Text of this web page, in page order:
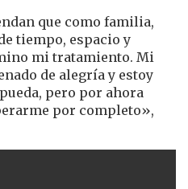
que como familia,
tiempo, espacio y
mi tratamiento. Mi
de alegría y estoy
pero por ahora
por completo»,